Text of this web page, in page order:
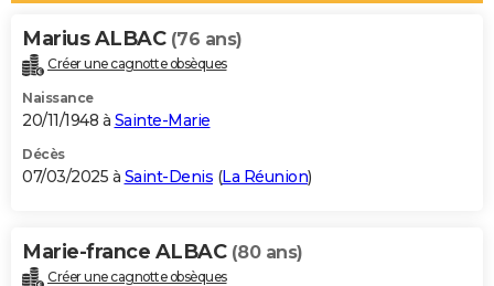
Alimentation
Guide de la santé
Maladies
Médicaments
Sommeil
VOYAGE
Destinations
City break
Voyage nature
Voyage de noces
Forum
Climat
+PHOTO
GUIDES D'ACHAT
BONS PLANS
Carte de Noël
Carte Bonne année
Carte Saint-Valentin
Carte Pâques
Carte d'anniversaire
DICTIONNAIRE
Marius ALBAC (76 ans)
Créer une cagnotte obsèques
Naissance
20/11/1948 à Sainte-Marie
Décès
07/03/2025 à Saint-Denis (La Réunion)
Marie-france ALBAC (80 ans)
Créer une cagnotte obsèques